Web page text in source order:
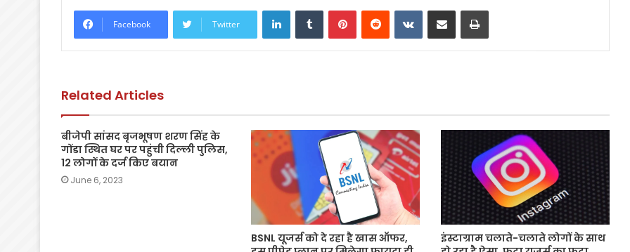
e
b
o
k
er ts
A
p
l y
Li
e
Facebook Twitter
LinkedInTumblrPinterestReddit VKontakte
Share via Email Print
Related Articles
बीजेपी सांसद बृजभूषण शरण सिंह के
गोंडा स्थित घर पर पहुंची दिल्‍ली पुलिस,
12 लोगों के दर्ज किए बयान
June 6, 2023
BSNL यूजर्स को दे रहा है खास ऑफर,
इंस्टाग्राम चलाते-चलाते लोगों के साथ